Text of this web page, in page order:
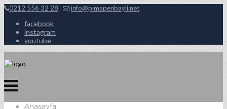
0212 556 32 28 info@pimapenbayii.net
facebook
instagram
youtube
Anasayfa